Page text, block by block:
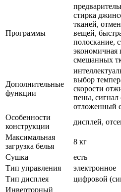
Программы
стирка
тканей,
вещей,
полоскание,
экономичная
смешанных
Дополнительные
функции
выбор
скорости
пены, сигнал
отложенный
Особенности
конструкции
дисплей,
Максимальная
загрузка белья
8 кг
Сушка
есть
Тип управления
электронное
Тип дисплея
цифровой
Инверторный